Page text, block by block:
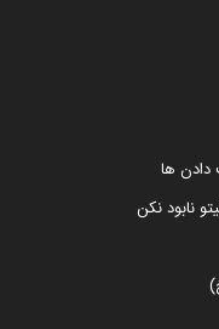
دادن ها
نابود نکن